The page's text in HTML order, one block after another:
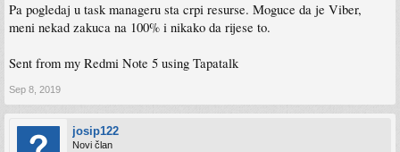
Pa pogledaj u task manageru sta crpi resurse. Moguce da je Viber,
meni nekad zakuca na 100% i nikako da rijese to.
Sent from my Redmi Note 5 using Tapatalk
Sep 8, 2019
josip122
Novi član